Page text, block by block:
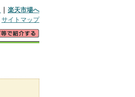
楽天市場へ
サイトマップ